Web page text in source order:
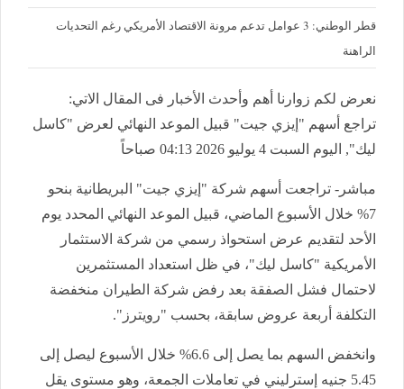
قطر الوطني: 3 عوامل تدعم مرونة الاقتصاد الأمريكي رغم التحديات
الراهنة
نعرض لكم زوارنا أهم وأحدث الأخبار فى المقال الاتي:
تراجع أسهم "إيزي جيت" قبيل الموعد النهائي لعرض "كاسل
ليك", اليوم السبت 4 يوليو 2026 04:13 صباحاً
مباشر- تراجعت أسهم شركة "إيزي جيت" البريطانية بنحو
7% خلال الأسبوع الماضي، قبيل الموعد النهائي المحدد يوم
الأحد لتقديم عرض استحواذ رسمي من شركة الاستثمار
الأمريكية "كاسل ليك"، في ظل استعداد المستثمرين
لاحتمال فشل الصفقة بعد رفض شركة الطيران منخفضة
التكلفة أربعة عروض سابقة، بحسب "رويترز".
وانخفض السهم بما يصل إلى 6.6% خلال الأسبوع ليصل إلى
5.45 جنيه إسترليني في تعاملات الجمعة، وهو مستوى يقل